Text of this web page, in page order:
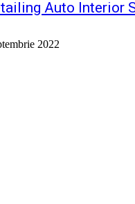
Auto Interior
2022